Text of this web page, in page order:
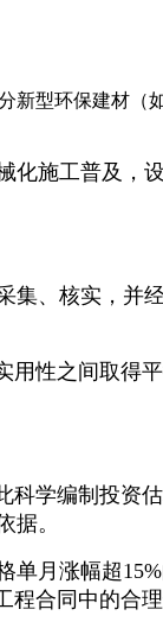
新型环保建材（
化施工普及，
、核实，并
用性之间取得
科学编制投资
据。
单月涨幅超
合同中的合理